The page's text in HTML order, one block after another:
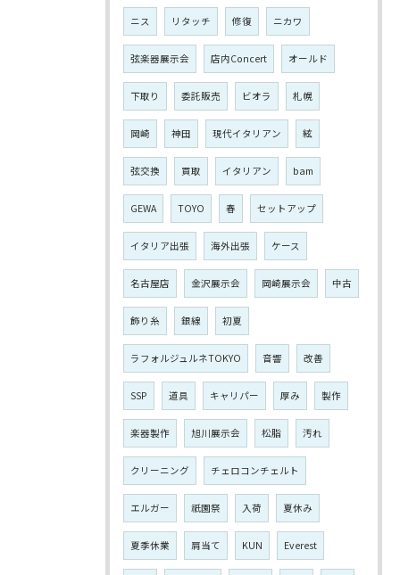
ニス リタッチ 修復 ニカワ
弦楽器展示会 店内Concert オールド
下取り 委託販売 ビオラ 札幌
岡崎 神田 現代イタリアン 絃
弦交換 買取 イタリアン bam
GEWA TOYO 春 セットアップ
イタリア出張 海外出張 ケース
名古屋店 金沢展示会 岡崎展示会 中古
飾り糸 銀線 初夏
ラフォルジュルネTOKYO 音響 改善
SSP 道具 キャリパー 厚み 製作
楽器製作 旭川展示会 松脂 汚れ
クリーニング チェロコンチェルト
エルガー 祇園祭 入荷 夏休み
夏季休業 肩当て KUN Everest